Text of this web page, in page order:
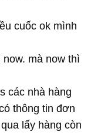
cuốc ok mình
mà now thì
các nhà hàng
thông tin đơn
lấy hàng còn